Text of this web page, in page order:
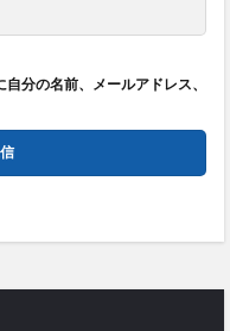
分の名前、メールアドレス、